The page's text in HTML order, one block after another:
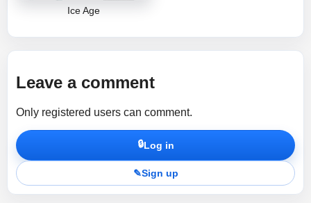
Ice Age
Leave a comment
Only registered users can comment.
🔒Log in
✎Sign up